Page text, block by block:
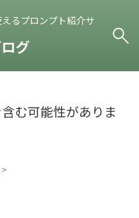
るプロンプト紹介サ
グ
む可能性がありま
>